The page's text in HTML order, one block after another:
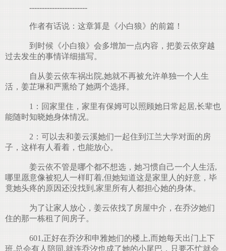
-----------------------
作者有话说：这章算是《小白狼》的前篇！
到时候《小白狼》会多增加一点内容，把姜云依穿越
过去发生的事情详细描写。
自从姜云依车祸出院,她就不再被允许单独一个人生
活，姜芷琳和严熏给了她两个选择。
1：回家里住，家里有保姆可以照顾她日常起居,长辈也
能随时知晓她身体情况。
2：可以去和姜云溪她们一起住到江兰大学对面的房
子，这样有人看着，也能放心。
姜云依不管是哪个都不想选，她习惯自己一个人生活,
哪里愿意像被犯人一样盯着,但她知道这是家里人的好意，毕
竟她头疼的原因还没找到,家里所有人都担心她的身体。
为了让家人放心，姜云依找了房屋中介，在乔汐她们
住的那一栋租了间房子。
601,正好在乔汐和申雅她们的楼上,而她每天出门上下
班,总会有人陪同,就连乔汐也成了她的小尾巴，只要不忙就会